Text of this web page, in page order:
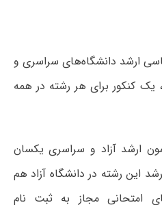
ارشد دانشگاه‌های سراسری و
یک کنکور برای هر رشته در همه
ارشد آزاد و سراسری یکسان
این رشته در دانشگاه آزاد هم
امتحانی مجاز به ثبت نام